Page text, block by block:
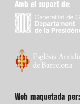
Amb el suport de:
Web maquetada per: